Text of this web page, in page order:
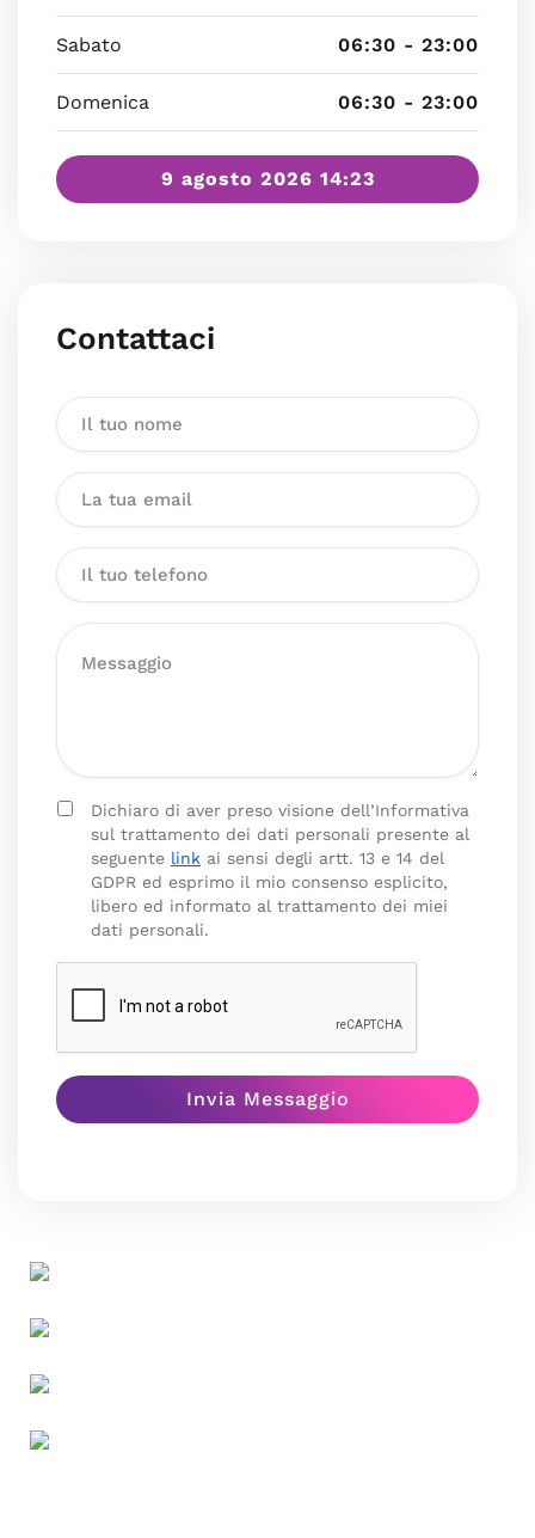
Sabato 06:30 - 23:00
Domenica 06:30 - 23:00
9 agosto 2026 14:23
Contattaci
Dichiaro di aver preso visione dell’Informativa
sul trattamento dei dati personali presente al
seguente link ai sensi degli artt. 13 e 14 del
GDPR ed esprimo il mio consenso esplicito,
libero ed informato al trattamento dei miei
dati personali.